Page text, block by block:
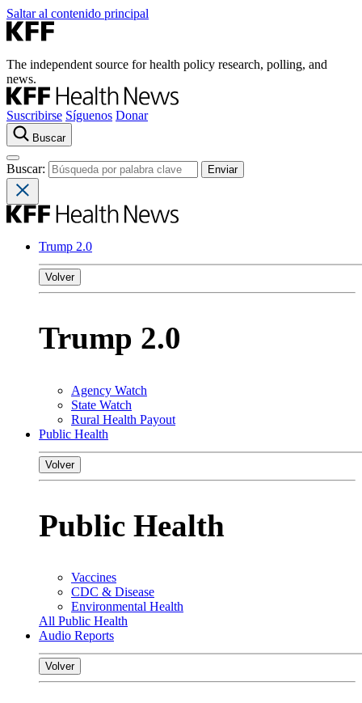
Saltar al contenido principal
The independent source for health policy research, polling, and
news.
Suscribirse Síguenos Donar
Buscar
Buscar:
Trump 2.0
Volver
Trump 2.0
Agency Watch
State Watch
Rural Health Payout
Public Health
Volver
Public Health
Vaccines
CDC & Disease
Environmental Health
All Public Health
Audio Reports
Volver